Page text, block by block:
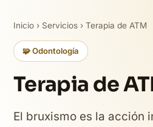
Inicio › Servicios › Terapia de ATM
🧩 Odontología
Terapia de
El bruxismo es la acción